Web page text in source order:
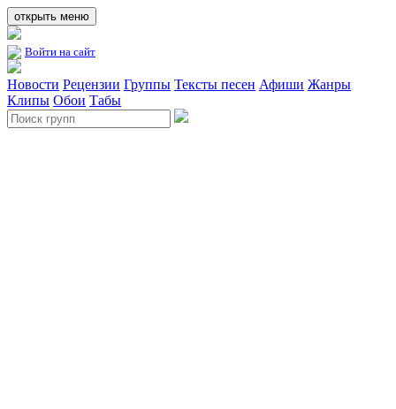
открыть меню
Войти на сайт
Новости Рецензии Группы Тексты песен Афиши Жанры
Клипы Обои Табы